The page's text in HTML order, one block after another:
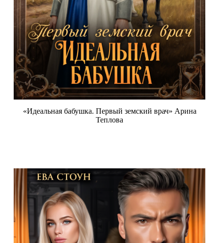
«Идеальная бабушка. Первый земский врач» Арина
Теплова